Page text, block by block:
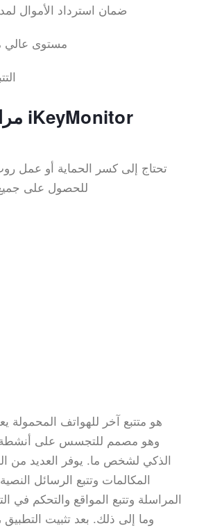
ضمان استرداد الأموال لمدة 30
مستوى عالي
مراجعة عيوب iKeyMonitor
تحتاج إلى كسر الحماية أو عمل
للحصول على
الذكي لشخص ما. يوفر العديد من
المكالمات وتتبع الرسائل
المراسلة وتتبع المواقع والتحكم في
وما إلى ذلك. بعد تثبيت